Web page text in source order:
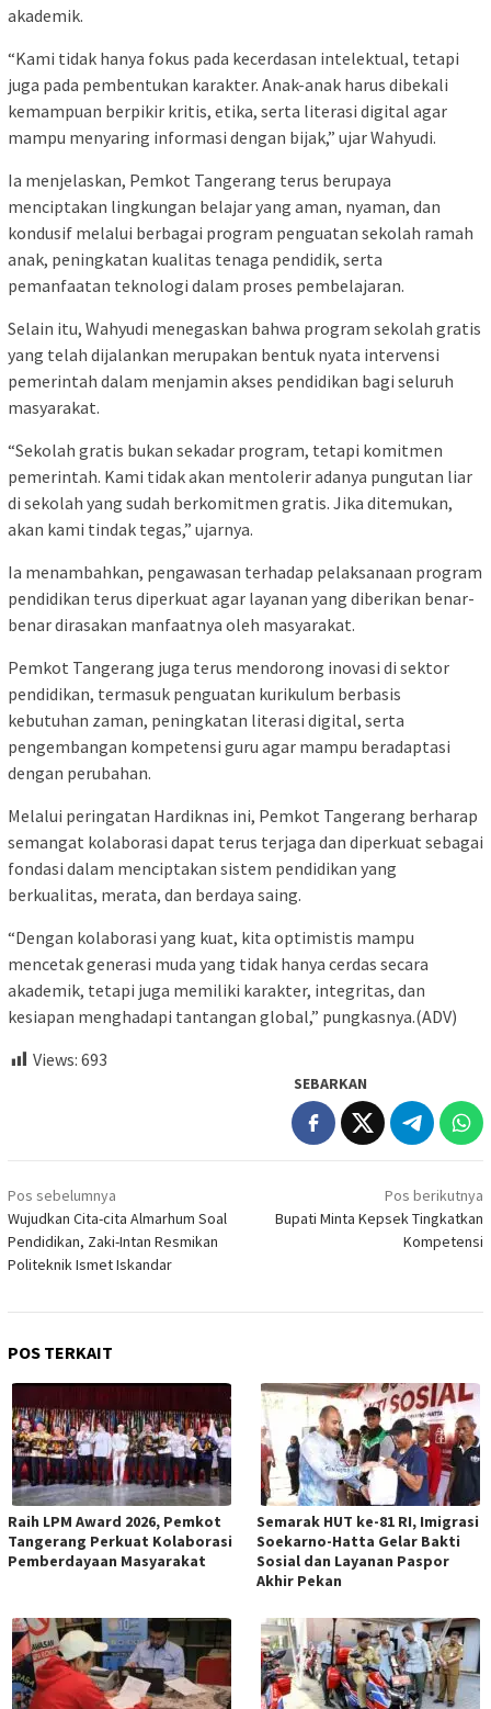
akademik.
“Kami tidak hanya fokus pada kecerdasan intelektual, tetapi
juga pada pembentukan karakter. Anak-anak harus dibekali
kemampuan berpikir kritis, etika, serta literasi digital agar
mampu menyaring informasi dengan bijak,” ujar Wahyudi.
Ia menjelaskan, Pemkot Tangerang terus berupaya
menciptakan lingkungan belajar yang aman, nyaman, dan
kondusif melalui berbagai program penguatan sekolah ramah
anak, peningkatan kualitas tenaga pendidik, serta
pemanfaatan teknologi dalam proses pembelajaran.
Selain itu, Wahyudi menegaskan bahwa program sekolah gratis
yang telah dijalankan merupakan bentuk nyata intervensi
pemerintah dalam menjamin akses pendidikan bagi seluruh
masyarakat.
“Sekolah gratis bukan sekadar program, tetapi komitmen
pemerintah. Kami tidak akan mentolerir adanya pungutan liar
di sekolah yang sudah berkomitmen gratis. Jika ditemukan,
akan kami tindak tegas,” ujarnya.
Ia menambahkan, pengawasan terhadap pelaksanaan program
pendidikan terus diperkuat agar layanan yang diberikan benar-
benar dirasakan manfaatnya oleh masyarakat.
Pemkot Tangerang juga terus mendorong inovasi di sektor
pendidikan, termasuk penguatan kurikulum berbasis
kebutuhan zaman, peningkatan literasi digital, serta
pengembangan kompetensi guru agar mampu beradaptasi
dengan perubahan.
Melalui peringatan Hardiknas ini, Pemkot Tangerang berharap
semangat kolaborasi dapat terus terjaga dan diperkuat sebagai
fondasi dalam menciptakan sistem pendidikan yang
berkualitas, merata, dan berdaya saing.
“Dengan kolaborasi yang kuat, kita optimistis mampu
mencetak generasi muda yang tidak hanya cerdas secara
akademik, tetapi juga memiliki karakter, integritas, dan
kesiapan menghadapi tantangan global,” pungkasnya.(ADV)
Views: 693
SEBARKAN
Navigasi
pos
Pos sebelumnya
Wujudkan Cita-cita Almarhum Soal
Pendidikan, Zaki-Intan Resmikan
Politeknik Ismet Iskandar
Pos berikutnya
Bupati Minta Kepsek Tingkatkan
Kompetensi
POS TERKAIT
Raih LPM Award 2026, Pemkot
Tangerang Perkuat Kolaborasi
Pemberdayaan Masyarakat
Semarak HUT ke-81 RI, Imigrasi
Soekarno-Hatta Gelar Bakti
Sosial dan Layanan Paspor
Akhir Pekan